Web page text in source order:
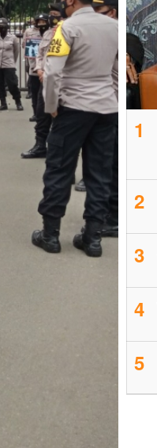
1
2
3
4
5